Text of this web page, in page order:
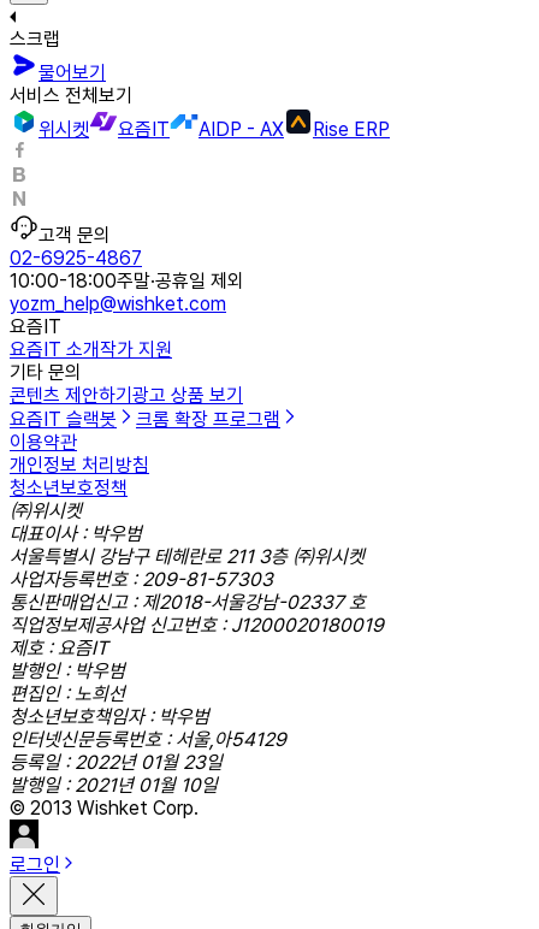
스크랩
물어보기
서비스 전체보기
위시켓
요즘IT AIDP - AX Rise ERP
고객 문의
02-6925-4867
10:00-18:00주말·공휴일 제외
yozm_help@wishket.com
요즘IT
요즘IT 소개작가 지원
기타 문의
콘텐츠 제안하기 광고 상품 보기
요즘IT 슬랙봇
크롬 확장 프로그램
이용약관
개인정보 처리방침
청소년보호정책
㈜위시켓
대표이사 : 박우범
서울특별시 강남구 테헤란로 211 3층 ㈜위시켓
사업자등록번호 : 209-81-57303
통신판매업신고 : 제2018-서울강남-02337 호
직업정보제공사업 신고번호 : J1200020180019
제호 : 요즘IT
발행인 : 박우범
편집인 : 노희선
청소년보호책임자 : 박우범
인터넷신문등록번호 : 서울,아54129
등록일 : 2022년 01월 23일
발행일 : 2021년 01월 10일
© 2013 Wishket Corp.
로그인